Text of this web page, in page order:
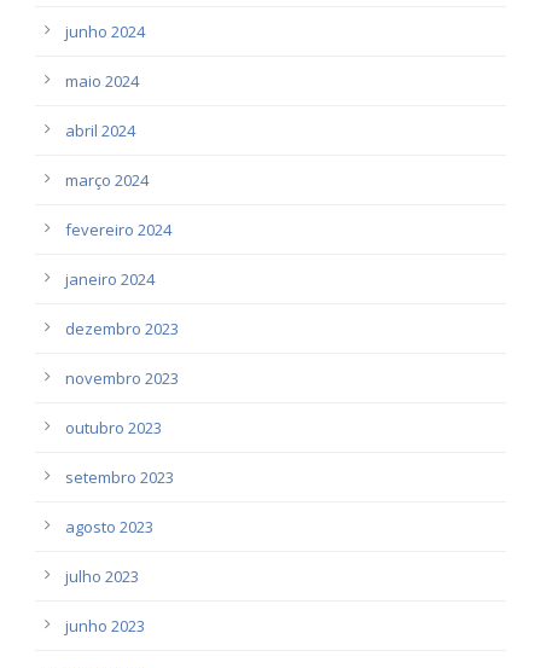
junho 2024
maio 2024
abril 2024
março 2024
fevereiro 2024
janeiro 2024
dezembro 2023
novembro 2023
outubro 2023
setembro 2023
agosto 2023
julho 2023
junho 2023